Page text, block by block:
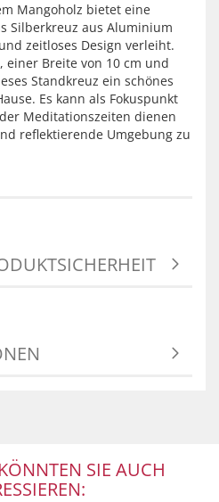
Mangoholz bietet eine
Silberkreuz aus Aluminium
zeitloses Design verleiht.
einer Breite von 10 cm und
Standkreuz ein schönes
Es kann als Fokuspunkt
Meditationszeiten dienen
reflektierende Umgebung zu
SIE AUCH